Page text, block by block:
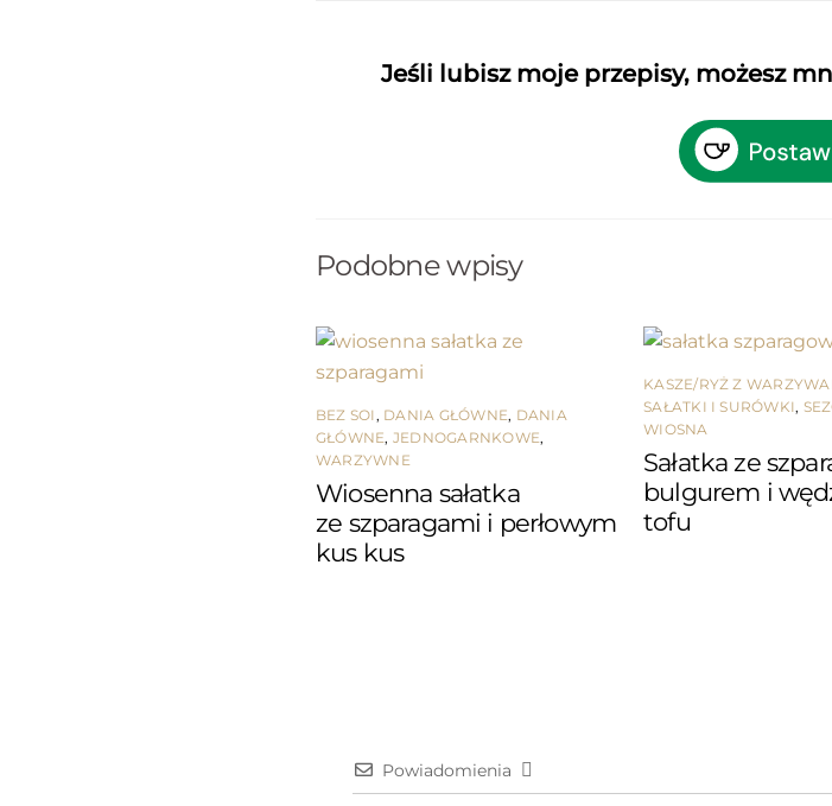
Jeśli lubisz moje przepisy, możesz
Podobne wpisy
BEZ SOI , DANIA GŁÓWNE, DANIA
GŁÓWNE, JEDNOGARNKOWE,
WARZYWNE
Wiosenna sałatka
ze szparagami i perłowym
kus kus
KASZE/RYŻ Z
SAŁATKI I SURÓWKI,
WIOSNA
Sałatka ze
bulgurem i
tofu
Powiadomienia